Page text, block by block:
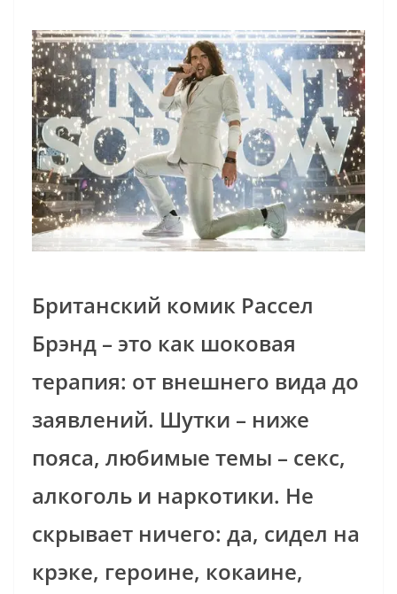
Британский комик Рассел
Брэнд – это как шоковая
терапия: от внешнего вида до
заявлений. Шутки – ниже
пояса, любимые темы – секс,
алкоголь и наркотики. Не
скрывает ничего: да, сидел на
крэке, героине, кокаине,